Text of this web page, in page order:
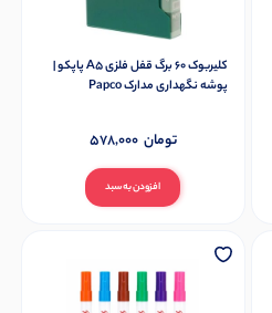
کلیربوک 60 برگ قفل فلزی A5 پاپکو |
پوشه نگهداری مدارک Papco
افزودن به سبد
578,000 تومان